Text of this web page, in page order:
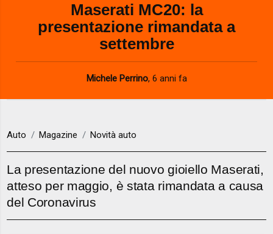
Maserati MC20: la
presentazione rimandata a
settembre
Michele Perrino, 6 anni fa
Auto Magazine Novità auto
La presentazione del nuovo gioiello Maserati,
atteso per maggio, è stata rimandata a causa
del Coronavirus